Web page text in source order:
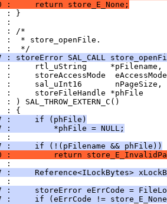
:     return store_E_None;
:  * store_openFile.
: storeError SAL_CALL
:     if (phFile)
:         *phFile = NULL;
:     if (!(pFilename && phFile))
:         return
:     Reference<ILockBytes>
:     storeError eErrCode =
:     if (eErrCode !=